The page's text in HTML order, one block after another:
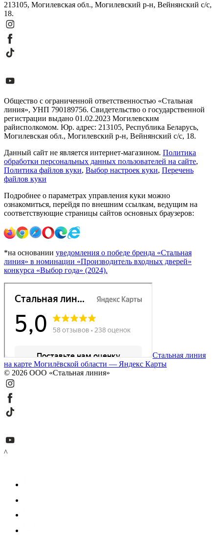
213105, Могилевская обл., Могилевский р-н, Вейнянский с/с,
18.
Общество с ограниченной ответственностью «Стальная
линия», УНП 790189756. Свидетельство о государственной
регистрации выдано 01.02.2023 Могилевским
райисполкомом. Юр. адрес: 213105, Республика Беларусь,
Могилевская обл., Могилевский р-н, Вейнянский с/с, 18.
Данный сайт не является интернет-магазином. Политика
обработки персональных данных пользователей на сайте,
Политика файлов куки, Выбор настроек куки, Перечень
файлов куки
Подробнее о параметрах управления куки можно
ознакомиться, перейдя по внешним ссылкам, ведущим на
соответствующие страницы сайтов основных браузеров:
*на основании уведомления о победе бренда «Стальная
линия» в номинации «Производитель входных дверей»
конкурса «Выбор года» (2024).
Стальная линия
на карте Могилёвской области — Яндекс Карты
© 2026 ООО «Стальная линия»
^